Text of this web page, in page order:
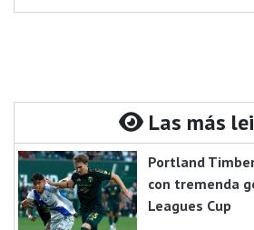
Las más
Portland
con tremenda
Leagues Cup